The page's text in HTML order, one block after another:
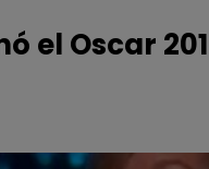
el Oscar